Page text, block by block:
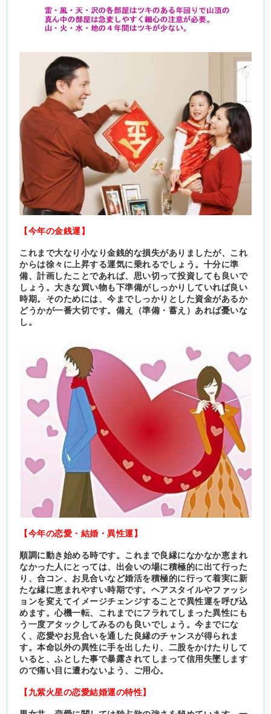
【今年の金銭運】
これまで大なり小なり金銭的な損失がありましたが、これ
からは徐々に上昇する運気に乗れるでしょう。十分に準
備、計画したことであれば、思い切って投資しても良いで
しょう。大きな買い物も下準備がしっかりしていれば良い
時期。そのためには、今までしっかりとした資金があるか
どうかが一番大切です。備え（準備・蓄え）あれば憂いな
し。
【今年の恋愛・結婚・異性運】
順調に動き始める時です。これまで良縁になかなか恵まれ
なかった人にとっては、出会いの場に積極的に出て行った
り、合コン、お見合いなど婚活を積極的に行って着実に新
たな縁に恵まれやすい時期です。ヘアスタイルやファッシ
ョンを変えてイメージチェンジすることで異性運を呼び込
めます。心機一転、これまでにフラれてしまった異性にも
う一度アタックしてみるのも良いでしょう。今までにな
く、恋愛やお見合いを通した良縁のチャンスが得られま
す。本命以外の異性に手を出したり、二股をかけたりして
いると、ふとした事で暴露されてしまって信用失墜します
ので痛い目に遭わないよう、ご用心。
【九紫火星の恋愛結婚運の特性】